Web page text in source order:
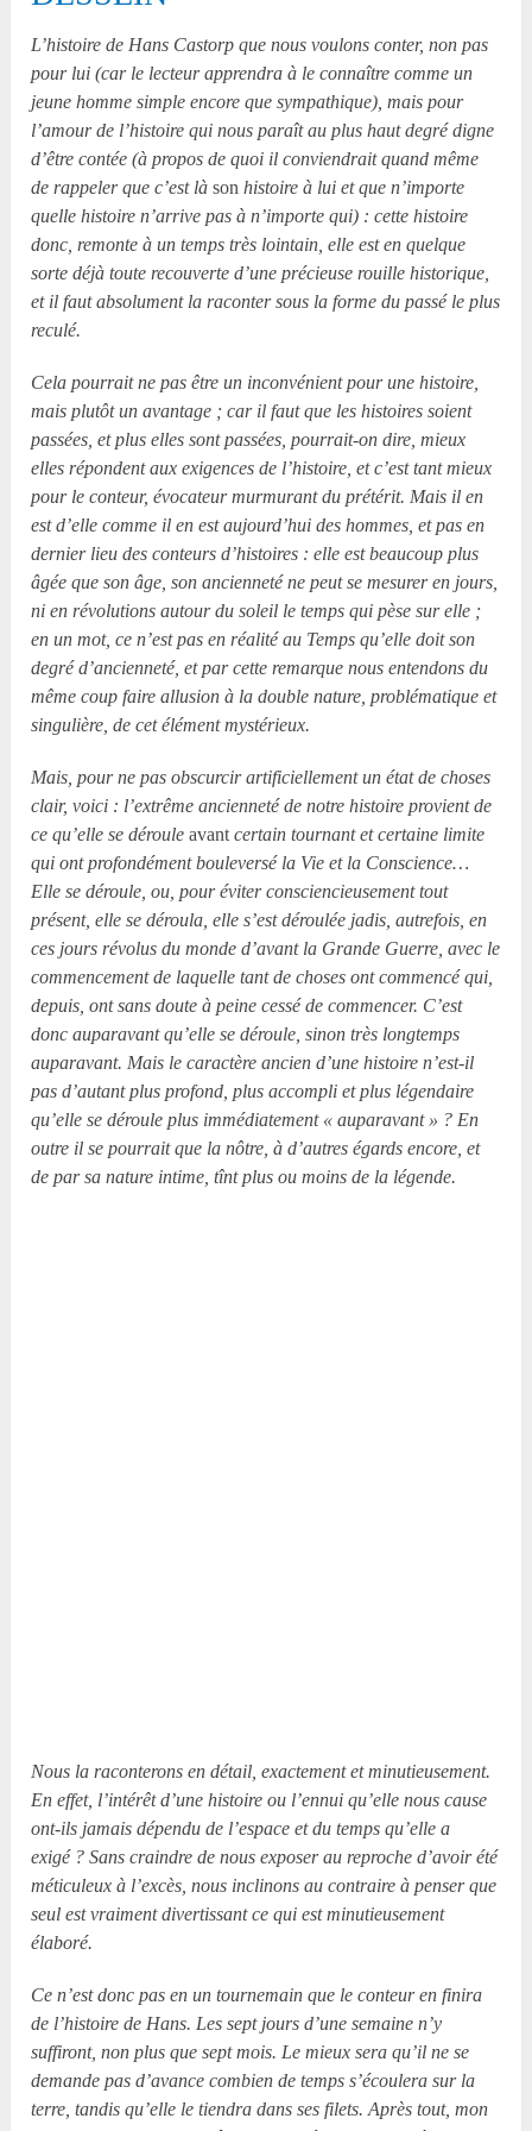
L’histoire de Hans Castorp que nous voulons conter, non pas
pour lui (car le lecteur apprendra à le connaître comme un
jeune homme simple encore que sympathique), mais pour
l’amour de l’histoire qui nous paraît au plus haut degré digne
d’être contée (à propos de quoi il conviendrait quand même
de rappeler que c’est làsonhistoire à lui et que n’importe
quelle histoire n’arrive pas à n’importe qui) : cette histoire
donc, remonte à un temps très lointain, elle est en quelque
sorte déjà toute recouverte d’une précieuse rouille historique,
et il faut absolument la raconter sous la forme du passé le plus
reculé.
Cela pourrait ne pas être un inconvénient pour une histoire,
mais plutôt un avantage ; car il faut que les histoires soient
passées, et plus elles sont passées, pourrait-on dire, mieux
elles répondent aux exigences de l’histoire, et c’est tant mieux
pour le conteur, évocateur murmurant du prétérit. Mais il en
est d’elle comme il en est aujourd’hui des hommes, et pas en
dernier lieu des conteurs d’histoires : elle est beaucoup plus
âgée que son âge, son ancienneté ne peut se mesurer en jours,
ni en révolutions autour du soleil le temps qui pèse sur elle ;
en un mot, ce n’est pas en réalité au Temps qu’elle doit son
degré d’ancienneté, et par cette remarque nous entendons du
même coup faire allusion à la double nature, problématique et
singulière, de cet élément mystérieux.
Mais, pour ne pas obscurcir artificiellement un état de choses
clair, voici : l’extrême ancienneté de notre histoire provient de
ce qu’elle se dérouleavantcertain tournant et certaine limite
qui ont profondément bouleversé la Vie et la Conscience…
Elle se déroule, ou, pour éviter consciencieusement tout
présent, elle se déroula, elle s’est déroulée jadis, autrefois, en
ces jours révolus du monde d’avant la Grande Guerre, avec le
commencement de laquelle tant de choses ont commencé qui,
depuis, ont sans doute à peine cessé de commencer. C’est
donc auparavant qu’elle se déroule, sinon très longtemps
auparavant. Mais le caractère ancien d’une histoire n’est-il
pas d’autant plus profond, plus accompli et plus légendaire
qu’elle se déroule plus immédiatement « auparavant » ? En
outre il se pourrait que la nôtre, à d’autres égards encore, et
de par sa nature intime, tînt plus ou moins de la légende.
Nous la raconterons en détail, exactement et minutieusement.
En effet, l’intérêt d’une histoire ou l’ennui qu’elle nous cause
ont-ils jamais dépendu de l’espace et du temps qu’elle a
exigé ? Sans craindre de nous exposer au reproche d’avoir été
méticuleux à l’excès, nous inclinons au contraire à penser que
seul est vraiment divertissant ce qui est minutieusement
élaboré.
Ce n’est donc pas en un tournemain que le conteur en finira
de l’histoire de Hans. Les sept jours d’une semaine n’y
suffiront, non plus que sept mois. Le mieux sera qu’il ne se
demande pas d’avance combien de temps s’écoulera sur la
terre, tandis qu’elle le tiendra dans ses filets. Après tout, mon